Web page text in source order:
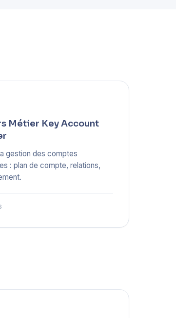
Métier Key Account
gestion des comptes
: plan de compte, relations,